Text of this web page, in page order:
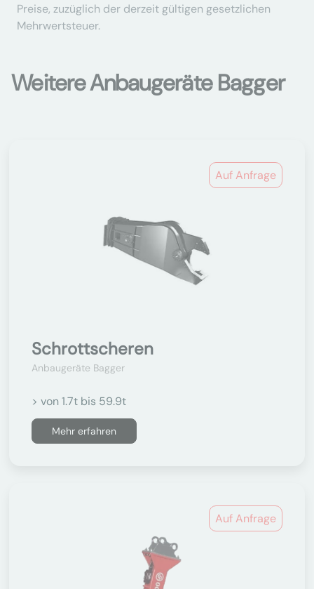
Preise, zuzüglich der derzeit gültigen gesetzlichen
Mehrwertsteuer.
Weitere Anbaugeräte Bagger
Auf Anfrage
Schrottscheren
Anbaugeräte Bagger
> von 1.7t bis 59.9t
Mehr erfahren
Auf Anfrage